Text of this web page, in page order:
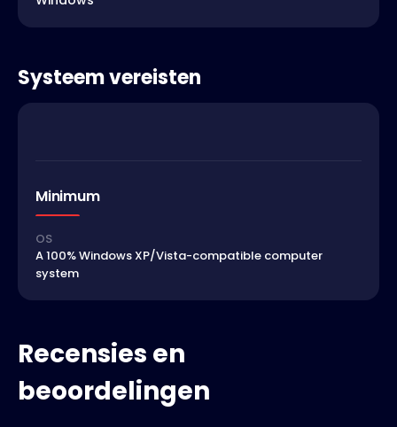
Systeem vereisten
Minimum
OS
A 100% Windows XP/Vista-compatible computer
system
Recensies en
beoordelingen